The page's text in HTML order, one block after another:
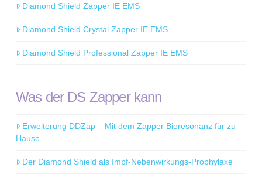
Diamond Shield Zapper IE EMS
Diamond Shield Crystal Zapper IE EMS
Diamond Shield Professional Zapper IE EMS
Was der DS Zapper kann
Erweiterung DDZap – Mit dem Zapper Bioresonanz für zu
Hause
Der Diamond Shield als Impf-Nebenwirkungs-Prophylaxe